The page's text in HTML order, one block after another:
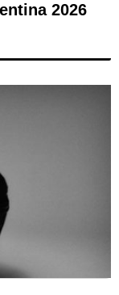
2026